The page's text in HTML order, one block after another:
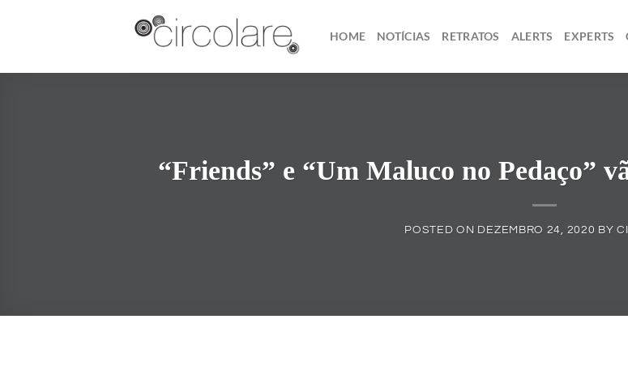
HOME NOTÍCIAS RETRATOS ALERTS EXPERTS
“Friends” e “Um Maluco no Pedaço”
POSTED ON DEZEMBRO 24, 2020 BY